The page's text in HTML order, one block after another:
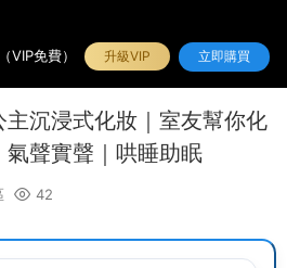
VIP免費） 升級VIP 立即購買
沉浸式化妝｜室友幫你化
氣聲實聲｜哄睡助眠
42